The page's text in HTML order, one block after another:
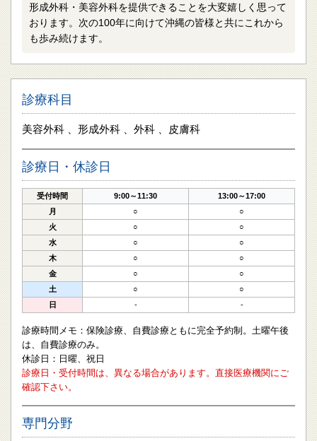
形成外科・美容外科を提供できることを大変嬉しく思って
おります。次の100年に向けて沖縄の皆様と共にこれから
も歩み続けます。
診療科目
美容外科 、形成外科 、外科 、皮膚科
診療日・休診日
受付時間 9:00～11:30
13:00～17:00
月
○
○
火
○
○
水
○
○
木
○
○
金
○
○
土
○
○
日
- -
診療時間メモ：保険診療、自費診療ともに完全予約制。土曜午後
は、自費診療のみ。
休診日：日曜、祝日
診療日・受付時間は、異なる場合があります。直接医療機関にご
確認下さい。
専門分野